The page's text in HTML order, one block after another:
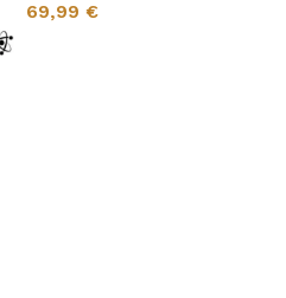
69,99 €